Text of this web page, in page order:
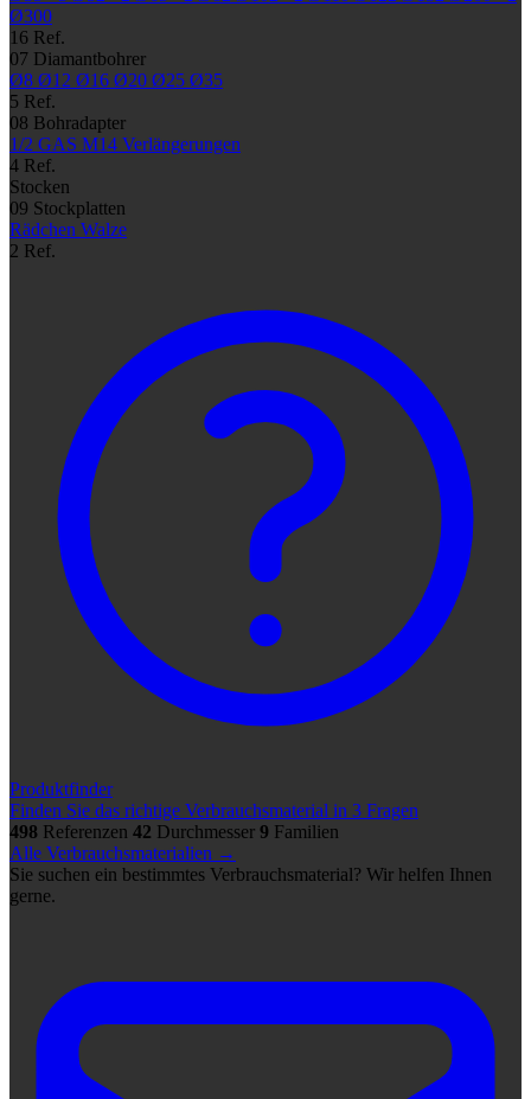
Ø300
16 Ref.
07 Diamantbohrer
Ø8 Ø12 Ø16 Ø20 Ø25 Ø35
5 Ref.
08 Bohradapter
1/2 GAS M14 Verlängerungen
4 Ref.
Stocken
09 Stockplatten
Rädchen Walze
2 Ref.
Produktfinder
Finden Sie das richtige Verbrauchsmaterial in 3 Fragen
498 Referenzen 42 Durchmesser 9 Familien
Alle Verbrauchsmaterialien →
Sie suchen ein bestimmtes Verbrauchsmaterial? Wir helfen Ihnen
gerne.